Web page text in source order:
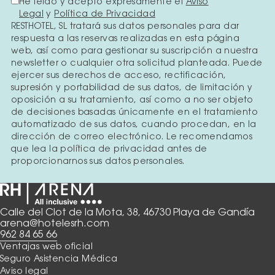
Calle del Clot de la Mota, 38, 46730 Playa de Gandía
arena@hotelesrh.com
962 84 65 66
He leído y acepto expresamente el Aviso
Legal y Política de Privacidad
RESTHOTEL, SL tratará sus datos personales para dar
respuesta a las reservas realizadas en esta página
web, así como para gestionar su suscripción a nuestra
newsletter o cualquier otra solicitud planteada. Puede
ejercer sus derechos de acceso, rectificación,
supresión y portabilidad de sus datos, de limitación y
oposición a su tratamiento, así como a no ser objeto
de decisiones basadas únicamente en el tratamiento
automatizado de sus datos, cuando procedan, en la
dirección de correo electrónico. Le recomendamos
que lea la política de privacidad antes de
proporcionarnos sus datos personales.
Ventajas web oficial
Seguro Asistencia Médica
Aviso legal